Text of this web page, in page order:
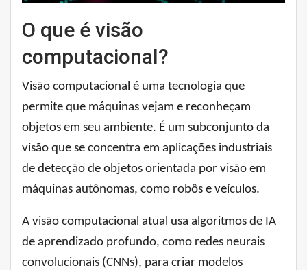
O que é visão
computacional?
Visão computacional é uma tecnologia que
permite que máquinas vejam e reconheçam
objetos em seu ambiente. É um subconjunto da
visão que se concentra em aplicações industriais
de detecção de objetos orientada por visão em
máquinas autônomas, como robôs e veículos.
A visão computacional atual usa algoritmos de IA
de aprendizado profundo, como redes neurais
convolucionais (CNNs), para criar modelos